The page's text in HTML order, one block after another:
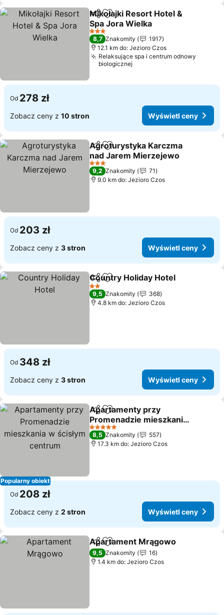
Udostępnij
Dodaj do ulubionych
Mikołajki Resort Hotel &
Spa Jora Wielka
3 Kategoria
8,7 Znakomity
1917
12.1 km do: Jezioro Czos
Relaksujące spa i centrum odnowy
biologicznej
Od 278 zł
Zobacz ceny z 10 stron Wyświetl ceny
Udostępnij
Dodaj do ulubionych
Agroturystyka Karczma
nad Jarem Mierzejewo
3 Kategoria
9,2 Znakomity
71
9.0 km do: Jezioro Czos
Od 203 zł
Zobacz ceny z 3 stron Wyświetl ceny
UdostępnijDodaj do ulubionych
Country Holiday Hotel
2 Kategoria
9,5 Znakomity
368
4.8 km do: Jezioro Czos
Od 348 zł
Zobacz ceny z 3 stron Wyświetl ceny
Popularny obiekt
Udostępnij
Dodaj do ulubionych
Apartamenty przy
Promenadzie mieszkania
w ścisłym centrum
5 Kategoria
8,5 Znakomity
557
17.3 km do: Jezioro Czos
Od 208 zł
Zobacz ceny z 2 stron Wyświetl ceny
Udostępnij
Dodaj do ulubionych
Apartament Mrągowo
9,5 Znakomity
16
1.4 km do: Jezioro Czos